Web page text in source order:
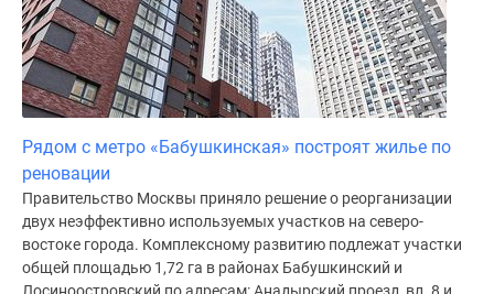
Рядом с метро «Бабушкинская» построят жилье по
реновации
Правительство Москвы приняло решение о реорганизации
двух неэффективно используемых участков на северо-
востоке города. Комплексному развитию подлежат участки
общей площадью 1,72 га в районах Бабушкинский и